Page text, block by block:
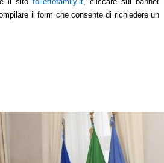
il form che consente di richiedere un